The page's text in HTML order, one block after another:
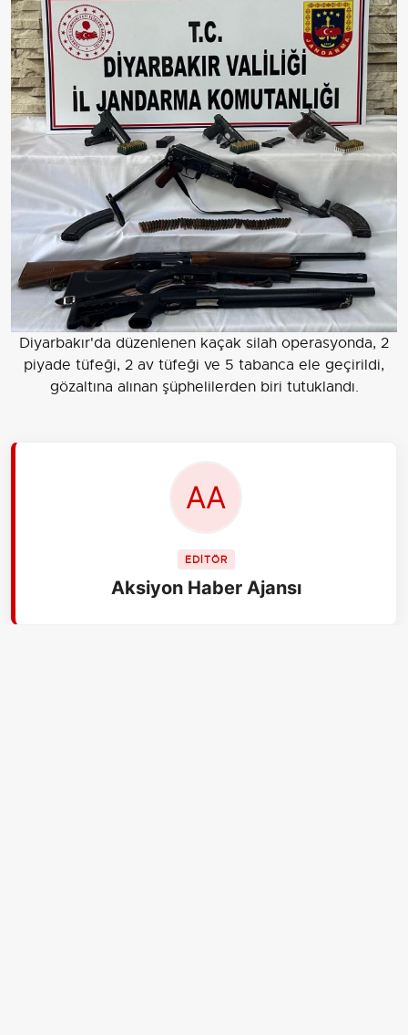
Diyarbakır'da düzenlenen kaçak silah operasyonda, 2
piyade tüfeği, 2 av tüfeği ve 5 tabanca ele geçirildi,
gözaltına alınan şüphelilerden biri tutuklandı.
EDİTÖR
Aksiyon Haber Ajansı